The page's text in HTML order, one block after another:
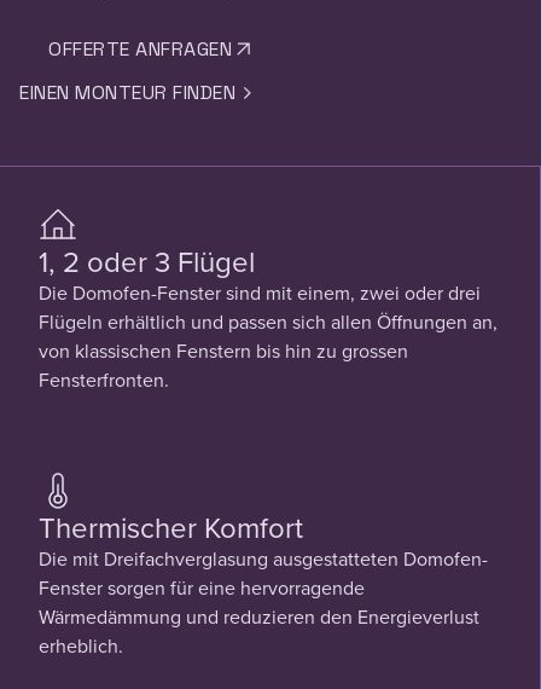
OFFERTE ANFRAGEN
EINEN MONTEUR FINDEN
1, 2 oder 3 Flügel
Die Domofen-Fenster sind mit einem, zwei oder drei
Flügeln erhältlich und passen sich allen Öffnungen an,
von klassischen Fenstern bis hin zu grossen
Fensterfronten.
Thermischer Komfort
Die mit Dreifachverglasung ausgestatteten Domofen-
Fenster sorgen für eine hervorragende
Wärmedämmung und reduzieren den Energieverlust
erheblich.